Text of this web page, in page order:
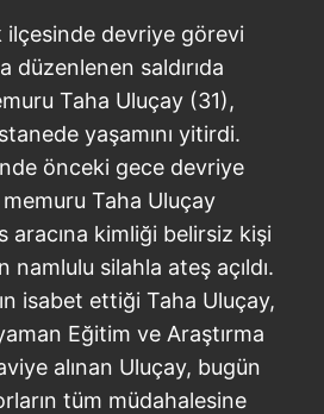
ilçesinde devriye görevi
düzenlenen saldırıda
Taha Uluçay (31),
yaşamını yitirdi.
önceki gece devriye
Taha Uluçay
kimliği belirsiz kişi
namlulu silahla ateş açıldı.
isabet ettiği Taha Uluçay,
Eğitim ve Araştırma
alınan Uluçay, bugün
tüm müdahalesine